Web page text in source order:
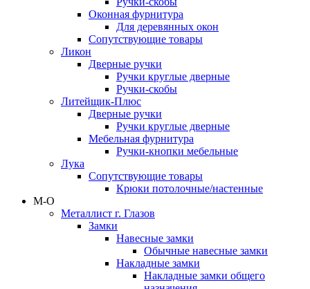
Оконная фурнитура
Для деревянных окон
Сопутствующие товары
Ликон
Дверные ручки
Ручки круглые дверные
Ручки-скобы
Литейщик-Плюс
Дверные ручки
Ручки круглые дверные
Мебельная фурнитура
Ручки-кнопки мебельные
Лука
Сопутствующие товары
Крюки потолочные/настенные
М-О
Металлист г. Глазов
Замки
Навесные замки
Обычные навесные замки
Накладные замки
Накладные замки общего